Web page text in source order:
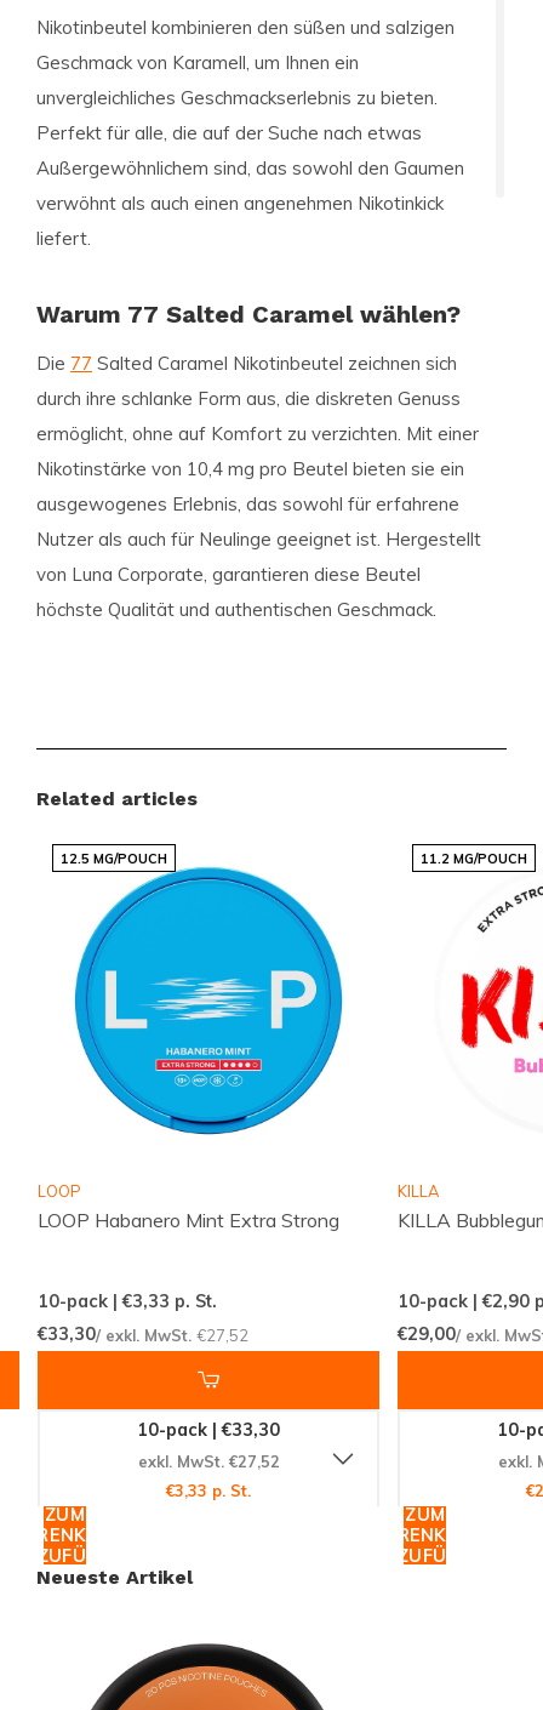
Nikotinbeutel kombinieren den süßen und salzigen
Geschmack von Karamell, um Ihnen ein
unvergleichliches Geschmackserlebnis zu bieten.
Perfekt für alle, die auf der Suche nach etwas
Außergewöhnlichem sind, das sowohl den Gaumen
verwöhnt als auch einen angenehmen Nikotinkick
liefert.
Warum 77 Salted Caramel wählen?
Die 77 Salted Caramel Nikotinbeutel zeichnen sich
durch ihre schlanke Form aus, die diskreten Genuss
ermöglicht, ohne auf Komfort zu verzichten. Mit einer
Nikotinstärke von 10,4 mg pro Beutel bieten sie ein
ausgewogenes Erlebnis, das sowohl für erfahrene
Nutzer als auch für Neulinge geeignet ist. Hergestellt
von Luna Corporate, garantieren diese Beutel
höchste Qualität und authentischen Geschmack.
Beutel pro Dose:
Gewicht pro Beutel:
Stärke:Normal (Stark 10-15 mg)
Geschmack:
Salted Caramel (Verrückte
Geschmäcker)
Produktart:Nicotine Pouches
Nikotin pro Beutel:10.4 mg
Nikotin pro Gramm:16 mg
Inhalt pro Dose:13 Gramm
Hersteller:Luna Corporate
Jetzt zugreifen und den Unterschied
erleben!
Community zufriedener Kunden zu werden, die auf
Snussie.com vertrauen. Bestellen Sie die 77 Salted
Caramel Nikotinbeutel noch heute und entdecken Sie
Ihre neuen Favoriten. Genießen Sie den Komfort des
Online-Shoppings und lassen Sie sich von unserer
schnellen und zuverlässigen Lieferung weltweit
überzeugen. Erleben Sie den Unterschied mit einem
der weltweit führenden Anbieter von
Related articles
12.5 MG/POUCH
LOOP
LOOP Habanero Mint Extra Strong
10-pack | €3,33 p. St.
€33,30/ exkl. MwSt. €27,52
10-pack | €33,30
exkl. MwSt. €27,52
€3,33 p. St.
ZUM
WARENKORB
HINZUFÜGEN
11.2 MG/POUCH
KILLA
KILLA
10-pack | €2,90
€29,00/ exkl.
10-
exkl.
ZUM
WARENKORB
HINZUFÜGEN
Neueste Artikel